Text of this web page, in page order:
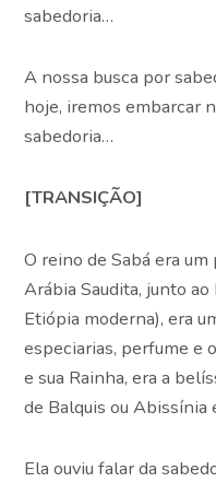
sabedoria…
A nossa busca por
hoje, iremos embarcar
sabedoria…
[TRANSIÇÃO]
O reino de Sabá era
Arábia Saudita, junto
Etiópia moderna), era
especiarias, perfume e
e sua Rainha, era a
de Balquis ou
Ela ouviu falar da